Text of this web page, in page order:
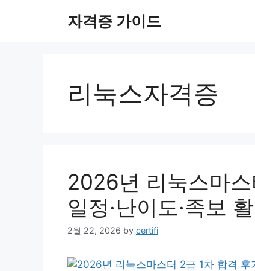
자격증 가이드
리눅스자격증
2026년 리눅스마
일정·난이도·족보
2월 22, 2026 by certifi